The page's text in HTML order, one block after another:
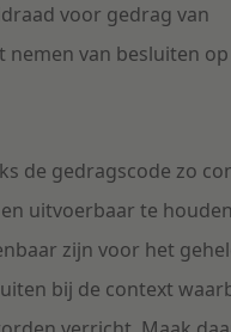
voor gedrag van
nemen van besluiten
de gedragscode zo
uitvoerbaar te
zijn voor het
bij de context